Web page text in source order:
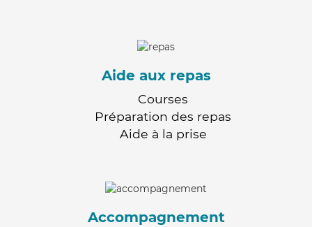
Aide aux repas
Courses
Préparation des repas
Aide à la prise
Accompagnement